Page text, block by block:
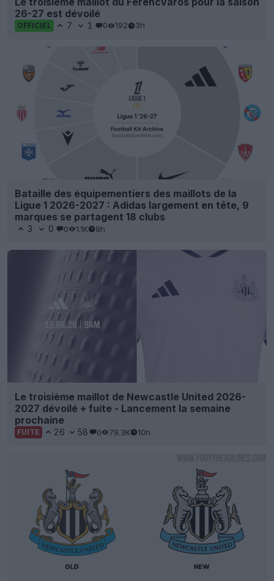
26-27 est dévoilé
OFFICIEL 7 1 0 192 3h
Bataille des équipementiers des maillots de la
Ligue 1 2026-2027 : Adidas largement en tête, 9
marques se partagent 18 clubs
3 0 0 1.1K 9h
Le troisième maillot de Newcastle United 2026-
2027 dévoilé + fuite - Lancement la semaine
prochaine
FUITE 26 58 0 79.3K 10h